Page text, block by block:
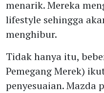
menarik. Mereka
lifestyle sehingga
menghibur.
Tidak hanya itu,
Pemegang Merek)
penyesuaian. Mazda